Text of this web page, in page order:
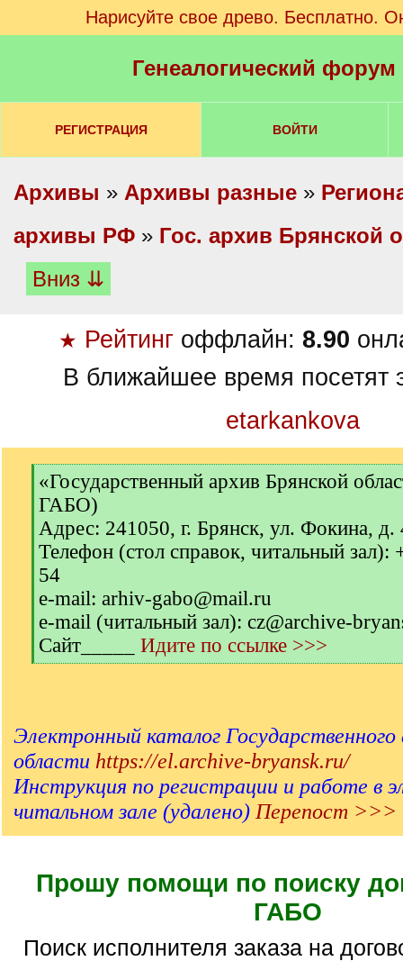
Нарисуйте свое древо. Бесплатно.
Генеалогический
РЕГИСТРАЦИЯ ВОЙТИ
Архивы » Архивы разные »
архивы РФ » Гос. архив Брянской
Вниз ⇊
★ Рейтинг оффлайн: 8.90
В ближайшее время посетят
etarkankova
[
]
«Государственный архив Брянской
ГАБО)
Адрес: 241050, г. Брянск, ул. Фокина, д.
Телефон (стол справок, читальный
54
e-mail: arhiv-gabo@mail.ru
e-mail (читальный зал): cz@archive-
Сайт_____ Идите по ссылке >>>
[
Электронный каталог Государственного
области https://el.archive-bryansk.ru/
Инструкция по регистрации и работе в
читальном зале (удалено) Перепост >>>
Прошу помощи по поиску
ГАБО
Поиск исполнителя заказа на